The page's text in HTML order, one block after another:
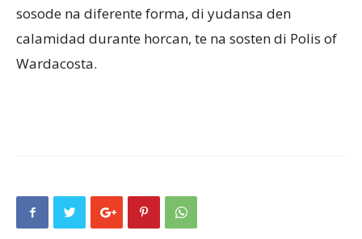
sosode na diferente forma, di yudansa den
calamidad durante horcan, te na sosten di Polis of
Wardacosta.